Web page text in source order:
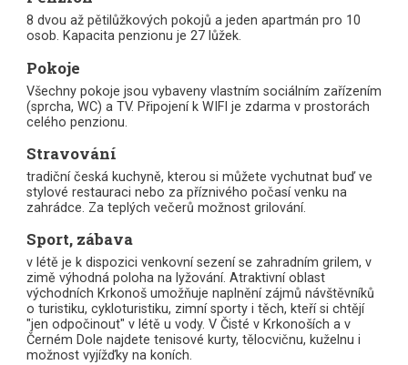
8 dvou až pětilůžkových pokojů a jeden apartmán pro 10
osob. Kapacita penzionu je 27 lůžek.
Pokoje
Všechny pokoje jsou vybaveny vlastním sociálním zařízením
(sprcha, WC) a TV. Připojení k WIFI je zdarma v prostorách
celého penzionu.
Stravování
tradiční česká kuchyně, kterou si můžete vychutnat buď ve
stylové restauraci nebo za příznivého počasí venku na
zahrádce. Za teplých večerů možnost grilování.
Sport, zábava
v létě je k dispozici venkovní sezení se zahradním grilem, v
zimě výhodná poloha na lyžování. Atraktivní oblast
východních Krkonoš umožňuje naplnění zájmů návštěvníků
o turistiku, cykloturistiku, zimní sporty i těch, kteří si chtějí
"jen odpočinout" v létě u vody. V Čisté v Krkonoších a v
Černém Dole najdete tenisové kurty, tělocvičnu, kuželnu i
možnost vyjížďky na koních.